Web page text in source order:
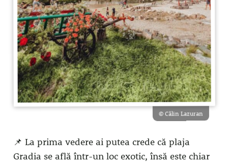
© Călin Lazuran
📌 La prima vedere ai putea crede că plaja
Gradia se află într-un loc exotic, însă este chiar